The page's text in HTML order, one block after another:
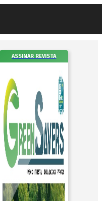
ASSINAR REVISTA